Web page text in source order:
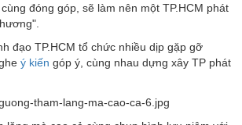
đóng góp, sẽ làm nên một TP.HCM phát
đạo TP.HCM tổ chức nhiều dịp gặp gỡ
ý kiến góp ý, cùng nhau dựng xây TP phát